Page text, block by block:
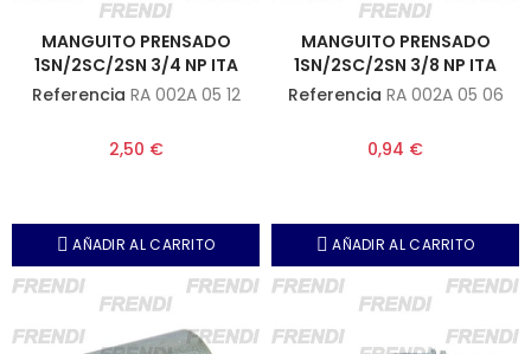
MANGUITO PRENSADO
1SN/2SC/2SN 3/4 NP ITA
Referencia RA 002A 05 12
2,50 €
AÑADIR AL CARRITO
MANGUITO PRENSADO
1SN/2SC/2SN 3/8 NP ITA
Referencia RA 002A 05 06
0,94 €
AÑADIR AL CARRITO